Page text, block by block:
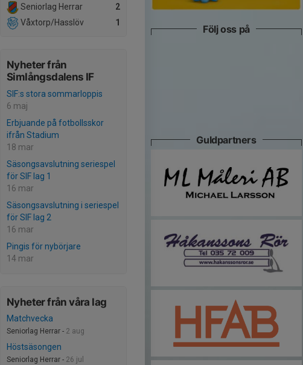
2
Seniorlag Herrar
1
Våxtorp/Hasslöv
Nyheter från
Simlångsdalens IF
SIF:s stora sommarloppis
6 maj
Erbjuande på fotbollsskor
ifrån Stadium
18 mar
Säsongsavslutning seriespel
för SIF lag 1
16 mar
Säsongsavslutning i seriespel
för SIF lag 2
16 mar
Pingis för nybörjare
14 mar
Nyheter från våra lag
Matchvecka
Seniorlag Herrar - 2 aug
Höstsäsongen
Seniorlag Herrar - 26 jul
Följ oss på
Guldpartners